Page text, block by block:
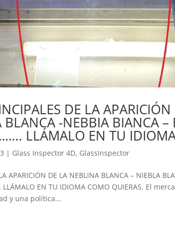
DE LA
-NEBBIA BIANCA
LLÁMALO EN TU
| Glass Inspector 4D, GlassInspector
APARICIÓN DE LA NEBLINA BLANCA – NIEBLA
LLÁMALO EN TU IDIOMA COMO QUIERAS. El
y una política...